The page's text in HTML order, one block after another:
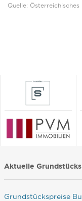
Quelle:
Aktuelle
Grundstückspreise